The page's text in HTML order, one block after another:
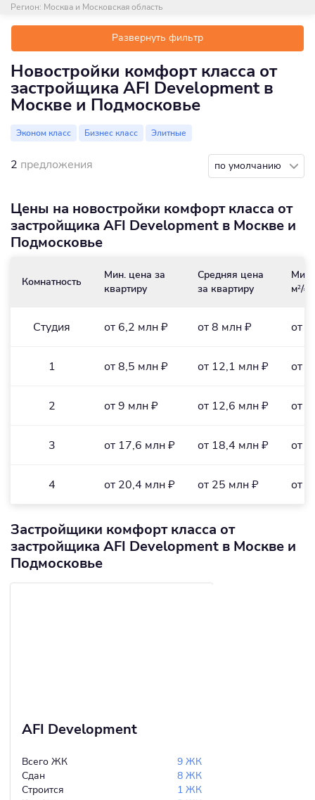
Регион: Москва и Московская область
Развернуть фильтр
Новостройки комфорт класса от
застройщика AFI Development в
Москве и Подмосковье
Эконом класс Бизнес класс Элитные
2 предложения по умолчанию
Цены на новостройки комфорт класса от
застройщика AFI Development в Москве и
Подмосковье
Комнатность
Мин. цена за
квартиру
Средняя цена
за квартиру
Мин.
м2/₽
Студия от 6,2 млн ₽ от 8 млн ₽ от
1 от 8,5 млн ₽ от 12,1 млн ₽ от
2 от 9 млн ₽ от 12,6 млн ₽ от
3 от 17,6 млн ₽ от 18,4 млн ₽ от
4 от 20,4 млн ₽ от 25 млн ₽ от
Застройщики комфорт класса от
застройщика AFI Development в Москве и
Подмосковье
AFI Development
Всего ЖК
9 ЖК
Сдан
8 ЖК
Строится
1 ЖК